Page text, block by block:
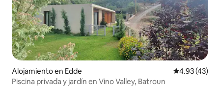
Alojamiento en Edde Calificación
4.93 (43)
Piscina privada y jardín en Vino Valley, Batroun